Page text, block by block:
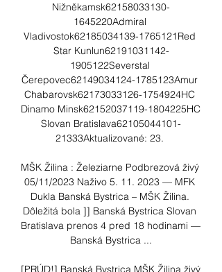
Nižněkamsk62158033130-
1645220Admiral
Vladivostok62185034139-1765121Red
Star Kunlun62191031142-
1905122Severstal
Čerepovec62149034124-1785123Amur
Chabarovsk62173033126-1754924HC
Dinamo Minsk62152037119-1804225HC
Slovan Bratislava62105044101-
21333Aktualizované: 23.
MŠK Žilina : Železiarne Podbrezová živý
05/11/2023 Naživo 5. 11. 2023 — MFK
Dukla Banská Bystrica – MŠK Žilina.
Dôležitá bola ]] Banská Bystrica Slovan
Bratislava prenos 4 pred 18 hodinami —
Banská Bystrica ...
[PRÚD!] Banská Bystrica MŠK Žilina živý